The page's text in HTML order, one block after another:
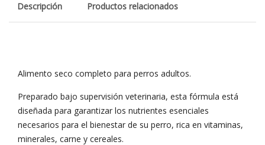
Descripción Productos relacionados
Alimento seco completo para perros adultos.
Preparado bajo supervisión veterinaria, esta fórmula está
diseñada para garantizar los nutrientes esenciales
necesarios para el bienestar de su perro, rica en vitaminas,
minerales, carne y cereales.